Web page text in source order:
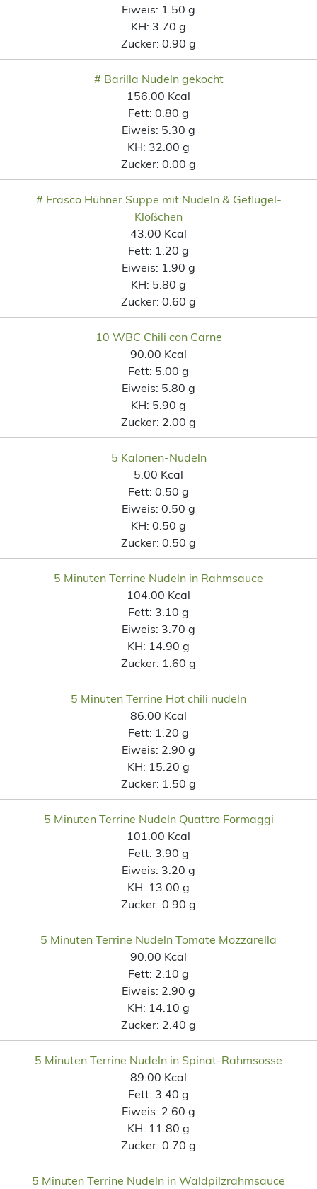
Eiweis: 1.50 g
KH: 3.70 g
Zucker: 0.90 g
# Barilla Nudeln gekocht
156.00 Kcal
Fett: 0.80 g
Eiweis: 5.30 g
KH: 32.00 g
Zucker: 0.00 g
# Erasco Hühner Suppe mit Nudeln & Geflügel-
Klößchen
43.00 Kcal
Fett: 1.20 g
Eiweis: 1.90 g
KH: 5.80 g
Zucker: 0.60 g
10 WBC Chili con Carne
90.00 Kcal
Fett: 5.00 g
Eiweis: 5.80 g
KH: 5.90 g
Zucker: 2.00 g
5 Kalorien-Nudeln
5.00 Kcal
Fett: 0.50 g
Eiweis: 0.50 g
KH: 0.50 g
Zucker: 0.50 g
5 Minuten Terrine Nudeln in Rahmsauce
104.00 Kcal
Fett: 3.10 g
Eiweis: 3.70 g
KH: 14.90 g
Zucker: 1.60 g
5 Minuten Terrine Hot chili nudeln
86.00 Kcal
Fett: 1.20 g
Eiweis: 2.90 g
KH: 15.20 g
Zucker: 1.50 g
5 Minuten Terrine Nudeln Quattro Formaggi
101.00 Kcal
Fett: 3.90 g
Eiweis: 3.20 g
KH: 13.00 g
Zucker: 0.90 g
5 Minuten Terrine Nudeln Tomate Mozzarella
90.00 Kcal
Fett: 2.10 g
Eiweis: 2.90 g
KH: 14.10 g
Zucker: 2.40 g
5 Minuten Terrine Nudeln in Spinat-Rahmsosse
89.00 Kcal
Fett: 3.40 g
Eiweis: 2.60 g
KH: 11.80 g
Zucker: 0.70 g
5 Minuten Terrine Nudeln in Waldpilzrahmsauce